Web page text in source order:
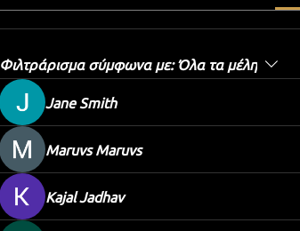
Φιλτράρισμα σύμφωνα με: Όλα τα μέλη
Jane Smith
Maruvs Maruvs
Kajal Jadhav